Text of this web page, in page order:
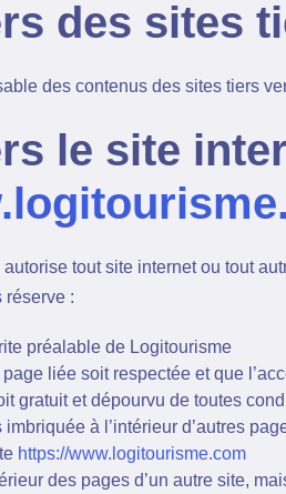
des sites
des contenus des sites tiers
le site
tout site internet ou tout
réserve :
préalable de Logitourisme
liée soit respectée et que
gratuit et dépourvu de toutes
à l’intérieur d’autres
https://www.logitourisme.com
des pages d’un autre site,